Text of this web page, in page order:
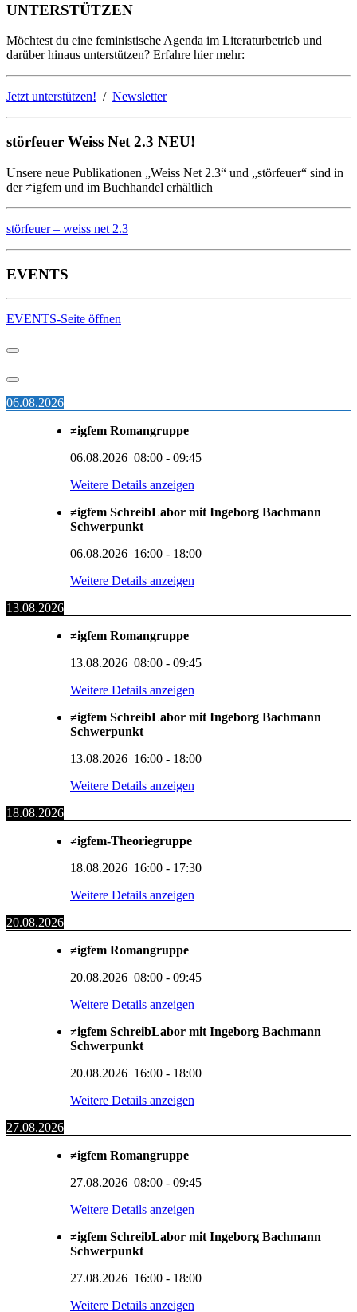
UNTERSTÜTZEN
Möchtest du eine feministische Agenda im Literaturbetrieb und
darüber hinaus unterstützen? Erfahre hier mehr:
Jetzt unterstützen! / Newsletter
störfeuer Weiss Net 2.3 NEU!
Unsere neue Publikationen „Weiss Net 2.3“ und „störfeuer“ sind in
der ≠igfem und im Buchhandel erhältlich
störfeuer – weiss net 2.3
EVENTS
EVENTS-Seite öffnen
06.08.2026
≠igfem Romangruppe
06.08.2026 08:00 - 09:45
Weitere Details anzeigen
≠igfem SchreibLabor mit Ingeborg Bachmann
Schwerpunkt
06.08.2026 16:00 - 18:00
Weitere Details anzeigen
13.08.2026
≠igfem Romangruppe
13.08.2026 08:00 - 09:45
Weitere Details anzeigen
≠igfem SchreibLabor mit Ingeborg Bachmann
Schwerpunkt
13.08.2026 16:00 - 18:00
Weitere Details anzeigen
18.08.2026
≠igfem-Theoriegruppe
18.08.2026 16:00 - 17:30
Weitere Details anzeigen
20.08.2026
≠igfem Romangruppe
20.08.2026 08:00 - 09:45
Weitere Details anzeigen
≠igfem SchreibLabor mit Ingeborg Bachmann
Schwerpunkt
20.08.2026 16:00 - 18:00
Weitere Details anzeigen
27.08.2026
≠igfem Romangruppe
27.08.2026 08:00 - 09:45
Weitere Details anzeigen
≠igfem SchreibLabor mit Ingeborg Bachmann
Schwerpunkt
27.08.2026 16:00 - 18:00
Weitere Details anzeigen